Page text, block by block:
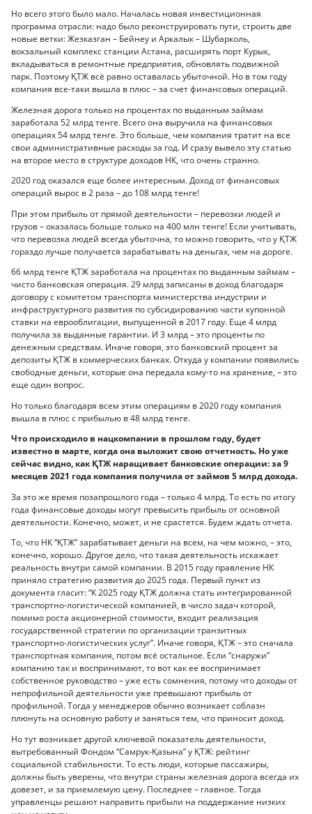
Но всего этого было мало. Началась новая инвестиционная
программа отрасли: надо было реконструировать пути, строить две
новые ветки: Жезказган – Бейнеу и Аркалык – Шубарколь,
вокзальный комплекс станции Астана, расширять порт Курык,
вкладываться в ремонтные предприятия, обновлять подвижной
парк. Поэтому ҚТЖ всё равно оставалась убыточной. Но в том году
компания все-таки вышла в плюс – за счет финансовых операций.
Железная дорога только на процентах по выданным займам
заработала 52 млрд тенге. Всего она выручила на финансовых
операциях 54 млрд тенге. Это больше, чем компания тратит на все
свои административные расходы за год. И сразу вывело эту статью
на второе место в структуре доходов НК, что очень странно.
2020 год оказался еще более интересным. Доход от финансовых
операций вырос в 2 раза – до 108 млрд тенге!
При этом прибыль от прямой деятельности – перевозки людей и
грузов – оказалась больше только на 400 млн тенге! Если учитывать,
что перевозка людей всегда убыточна, то можно говорить, что у ҚТЖ
гораздо лучше получается зарабатывать на деньгах, чем на дороге.
66 млрд тенге ҚТЖ заработала на процентах по выданным займам –
чисто банковская операция. 29 млрд записаны в доход благодаря
договору с комитетом транспорта министерства индустрии и
инфраструктурного развития по субсидированию части купонной
ставки на еврооблигации, выпущенной в 2017 году. Еще 4 млрд
получила за выданные гарантии. И 3 млрд – это проценты по
денежным средствам. Иначе говоря, это банковский процент за
депозиты ҚТЖ в коммерческих банках. Откуда у компании появились
свободные деньги, которые она передала кому-то на хранение, – это
еще один вопрос.
Но только благодаря всем этим операциям в 2020 году компания
вышла в плюс с прибылью в 48 млрд тенге.
Что происходило в нацкомпании в прошлом году, будет
известно в марте, когда она выложит свою отчетность. Но уже
сейчас видно, как ҚТЖ наращивает банковские операции: за 9
месяцев 2021 года компания получила от займов 5 млрд дохода.
За это же время позапрошлого года – только 4 млрд. То есть по итогу
года финансовые доходы могут превысить прибыль от основной
деятельности. Конечно, может, и не срастется. Будем ждать отчета.
То, что НК “ҚТЖ” зарабатывает деньги на всем, на чем можно, – это,
конечно, хорошо. Другое дело, что такая деятельность искажает
реальность внутри самой компании. В 2015 году правление НК
приняло стратегию развития до 2025 года. Первый пункт из
документа гласит: “К 2025 году ҚТЖ должна стать интегрированной
транспортно-логистической компанией, в число задач которой,
помимо роста акционерной стоимости, входит реализация
государственной стратегии по организации транзитных
транспортно-логистических услуг”. Иначе говоря, ҚТЖ – это сначала
транспортная компания, потом всё остальное. Если “снаружи”
компанию так и воспринимают, то вот как ее воспринимает
собственное руководство – уже есть сомнения, потому что доходы от
непрофильной деятельности уже превышают прибыль от
профильной. Тогда у менеджеров обычно возникает соблазн
плюнуть на основную работу и заняться тем, что приносит доход.
Но тут возникает другой ключевой показатель деятельности,
вытребованный Фондом “Самрук-Қазына” у ҚТЖ: рейтинг
социальной стабильности. То есть люди, которые пассажиры,
должны быть уверены, что внутри страны железная дорога всегда их
довезет, и за приемлемую цену. Последнее – главное. Тогда
управленцы решают направить прибыли на поддержание низких